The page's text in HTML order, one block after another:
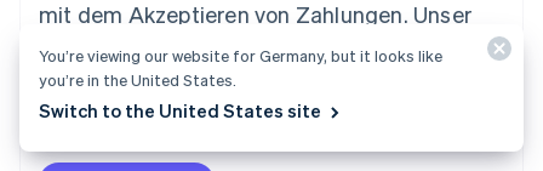
mit dem Akzeptieren von Zahlungen. Unser
Sales-Team berät Sie gerne und gestaltet für
Sie ein individuelles Angebot, das ganz auf Ihr
Unternehmen abgestimmt ist.
English
Nederlands English
Norwegen
English
DeutschEnglish
You’re viewing our website for Germany, but it looks like
you’re in the United States.
Switch to the United States site